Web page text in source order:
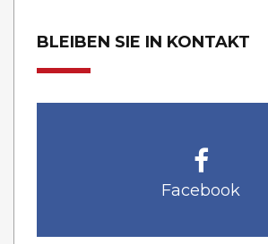
BLEIBEN SIE IN KONTAKT
Facebook